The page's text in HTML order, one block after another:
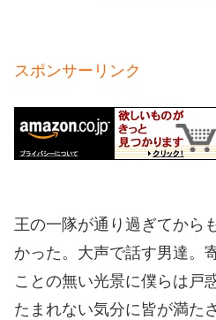
スポンサーリンク
王の一隊が通り過ぎてから
かった。大声で話す男達。
ことの無い光景に僕らは戸
たまれない気分に皆が満た